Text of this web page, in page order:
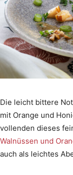
Die leicht bittere
mit Orange und
vollenden dieses
Walnüssen und
auch als leichtes